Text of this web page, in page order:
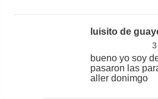
luisito de
bueno yo soy
pasaron las
aller donimgo